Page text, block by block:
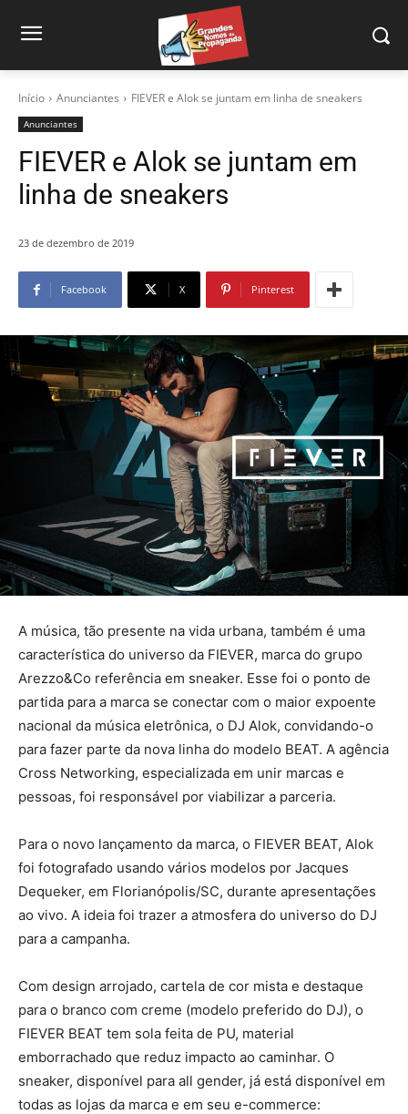
Início Anunciantes FIEVER e Alok se juntam em linha de sneakers
Anunciantes
FIEVER e Alok se juntam em
linha de sneakers
23 de dezembro de 2019
Facebook X Pinterest
A música, tão presente na vida urbana, também é uma
característica do universo da FIEVER, marca do grupo
Arezzo&Co referência em sneaker. Esse foi o ponto de
partida para a marca se conectar com o maior expoente
nacional da música eletrônica, o DJ Alok, convidando-o
para fazer parte da nova linha do modelo BEAT. A agência
Cross Networking, especializada em unir marcas e
pessoas, foi responsável por viabilizar a parceria.
Para o novo lançamento da marca, o FIEVER BEAT, Alok
foi fotografado usando vários modelos por Jacques
Dequeker, em Florianópolis/SC, durante apresentações
ao vivo. A ideia foi trazer a atmosfera do universo do DJ
para a campanha.
Com design arrojado, cartela de cor mista e destaque
para o branco com creme (modelo preferido do DJ), o
FIEVER BEAT tem sola feita de PU, material
emborrachado que reduz impacto ao caminhar. O
sneaker, disponível para all gender, já está disponível em
todas as lojas da marca e em seu e-commerce: